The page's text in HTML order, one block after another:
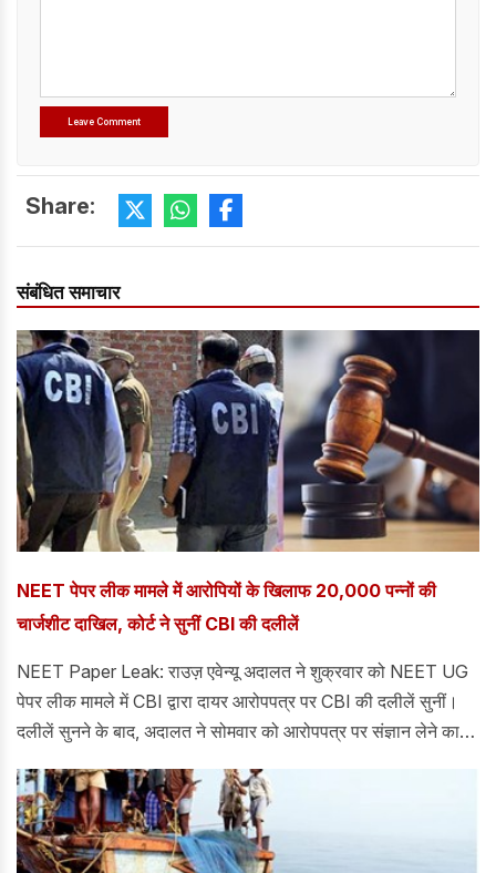
Share:
संबंधित समाचार
NEET पेपर लीक मामले में आरोपियों के खिलाफ 20,000 पन्नों की
चार्जशीट दाखिल, कोर्ट ने सुनीं CBI की दलीलें
NEET Paper Leak: राउज़ एवेन्यू अदालत ने शुक्रवार को NEET UG
पेपर लीक मामले में CBI द्वारा दायर आरोपपत्र पर CBI की दलीलें सुनीं।
दलीलें सुनने के बाद, अदालत ने सोमवार को आरोपपत्र पर संज्ञान लेने का
खिलाफ लगभग 20,000 पृष्ठों का आरोपपत्र दायर किया है।